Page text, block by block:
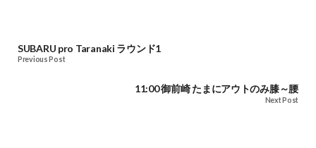
SUBARU pro Taranaki ラウンド1
Previous Post
11:00 御前崎 たまにアウトのみ膝～腰
Next Post